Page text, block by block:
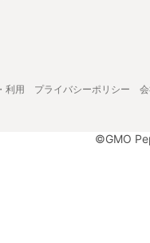
利用 プライバシーポリシー
©GMO